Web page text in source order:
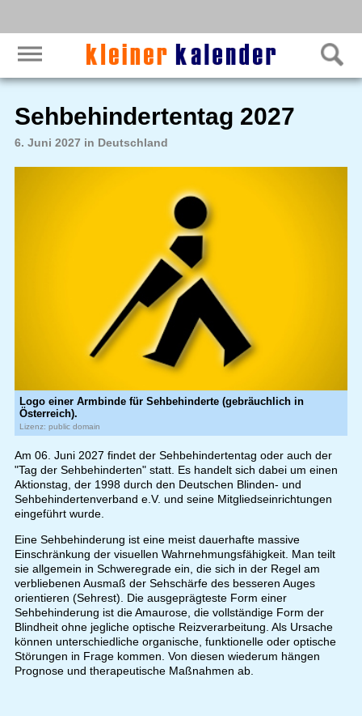
Sehbehindertentag 2027
6. Juni 2027 in Deutschland
Logo einer Armbinde für Sehbehinderte (gebräuchlich in
Österreich).
Lizenz: public domain
Am 06. Juni 2027 findet der Sehbehindertentag oder auch der
"Tag der Sehbehinderten" statt. Es handelt sich dabei um einen
Aktionstag, der 1998 durch den Deutschen Blinden- und
Sehbehindertenverband e.V. und seine Mitgliedseinrichtungen
eingeführt wurde.
Eine Sehbehinderung ist eine meist dauerhafte massive
Einschränkung der visuellen Wahrnehmungsfähigkeit. Man teilt
sie allgemein in Schweregrade ein, die sich in der Regel am
verbliebenen Ausmaß der Sehschärfe des besseren Auges
orientieren (Sehrest). Die ausgeprägteste Form einer
Sehbehinderung ist die Amaurose, die vollständige Form der
Blindheit ohne jegliche optische Reizverarbeitung. Als Ursache
können unterschiedliche organische, funktionelle oder optische
Störungen in Frage kommen. Von diesen wiederum hängen
Prognose und therapeutische Maßnahmen ab.